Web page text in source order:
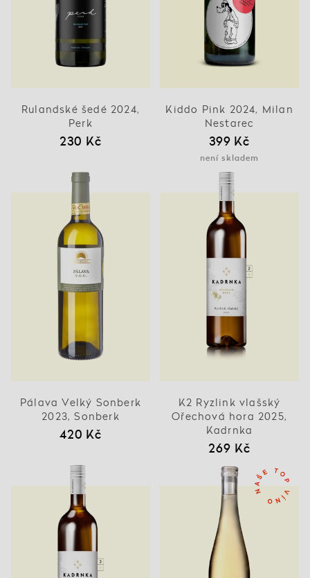
Rulandské šedé 2024,
Perk
230 Kč
Kiddo Pink 2024, Milan
Nestarec
399 Kč
není skladem
Pálava Velký Sonberk
2023, Sonberk
420 Kč
K2 Ryzlink vlašský
Ořechová hora 2025,
Kadrnka
269 Kč